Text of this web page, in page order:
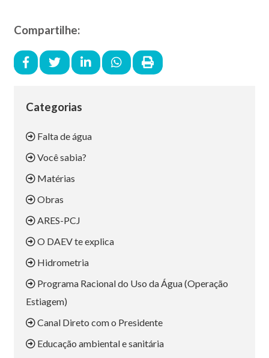
Compartilhe:
Categorias
Falta de água
Você sabia?
Matérias
Obras
ARES-PCJ
O DAEV te explica
Hidrometria
Programa Racional do Uso da Água (Operação
Estiagem)
Canal Direto com o Presidente
Educação ambiental e sanitária